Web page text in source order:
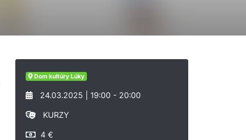
Dom kultúry Lúky
24.03.2025 | 19:00 - 20:00
KURZY
4 €